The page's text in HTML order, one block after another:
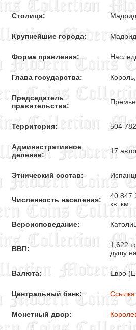
Столица: Мадрид
Крупнейшие города:
Форма правления:
Глава государства:
Председатель
правительства:
Территория: 504
Административное
деление:
17
Этнический состав:
Численность населения:
40 847
кв. км
Вероисповедание:
ВВП:
1,622
душу
Валюта: Евро
Центральный банк: Ссылка
Монетный двор: